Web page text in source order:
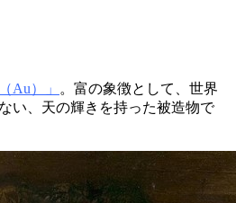
Au）」
。富の象徴として、世界
い、天の輝きを持った被造物で